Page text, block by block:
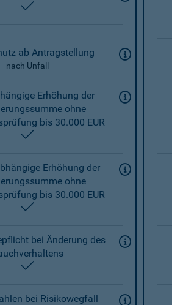
enthalten
ab Antragstellung
nach Unfall
Erhöhung der
ohne
bis 30.000 EUR
enthalten
Erhöhung der
ohne
bis 30.000 EUR
enthalten
bei Änderung des
enthalten
bei Risikowegfall